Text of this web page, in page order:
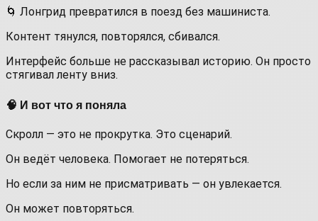
🌀 Лонгрид превратился в поезд без машиниста.
Контент тянулся, повторялся, сбивался.
Интерфейс больше не рассказывал историю. Он просто
стягивал ленту вниз.
🧠 И вот что я поняла
Скролл — это не прокрутка. Это сценарий.
Он ведёт человека. Помогает не потеряться.
Но если за ним не присматривать — он увлекается.
Он может повторяться.